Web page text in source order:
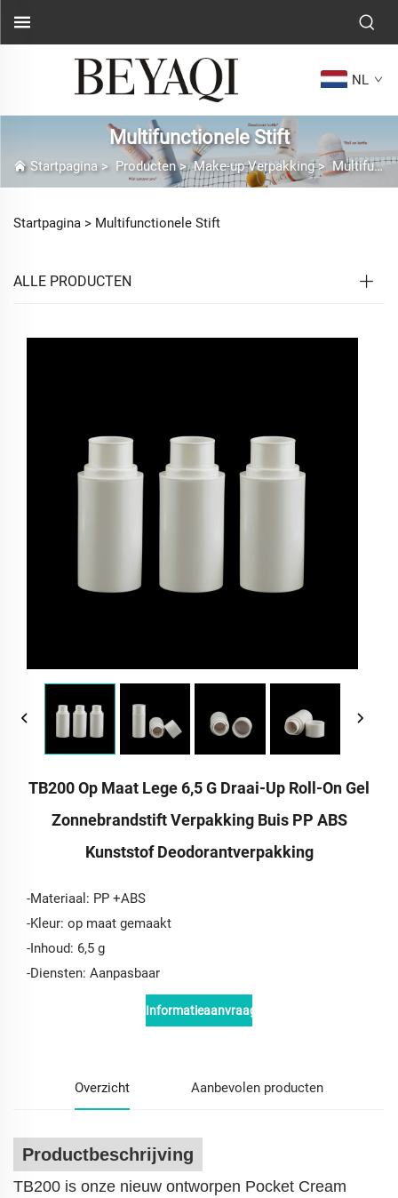
NL
Multifunctionele Stift
Startpagina> Producten>Make-up Verpakking>Multifunctionele Stift
Startpagina > Multifunctionele Stift
ALLE PRODUCTEN
TB200 Op Maat Lege 6,5 G Draai-Up Roll-On Gel
Zonnebrandstift Verpakking Buis PP ABS
Kunststof Deodorantverpakking
-Materiaal: PP +ABS
-Kleur: op maat gemaakt
-Inhoud: 6,5 g
-Diensten: Aanpasbaar
Informatieaanvraag
Overzicht Aanbevolen producten
Productbeschrijving
TB200 is onze nieuw ontworpen Pocket Cream